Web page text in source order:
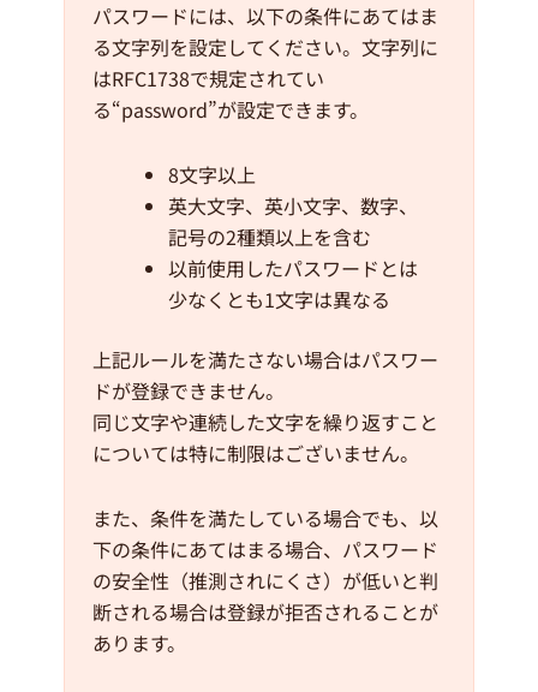
パスワードには、以下の条件にあてはま
る文字列を設定してください。文字列に
はRFC1738で規定されてい
る“password”が設定できます。
8文字以上
英大文字、英小文字、数字、
記号の2種類以上を含む
以前使用したパスワードとは
少なくとも1文字は異なる
上記ルールを満たさない場合はパスワー
ドが登録できません。
同じ文字や連続した文字を繰り返すこと
については特に制限はございません。
また、条件を満たしている場合でも、以
下の条件にあてはまる場合、パスワード
の安全性（推測されにくさ）が低いと判
断される場合は登録が拒否されることが
あります。